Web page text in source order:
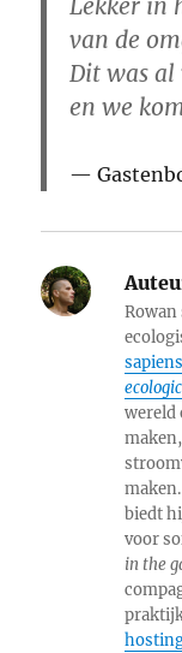
Lekker in
van de
Dit was al
en we
wereld
biedt
voor
in the